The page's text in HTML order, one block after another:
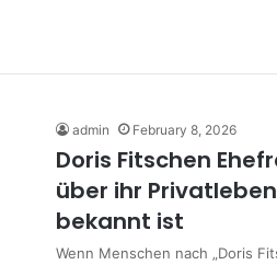
admin February 8, 2026
Doris Fitschen
über ihr
bekannt ist
Wenn Menschen nach „Doris